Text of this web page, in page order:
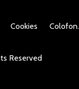
Cookies Colofon.
Reserved